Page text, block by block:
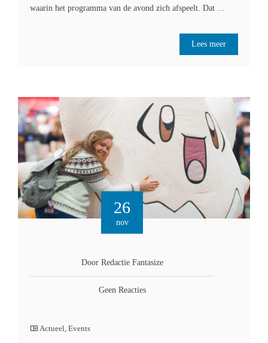
waarin het programma van de avond zich afspeelt. Dat ...
Lees meer
26
nov
Door Redactie Fantasize
Geen Reacties
Actueel, Events